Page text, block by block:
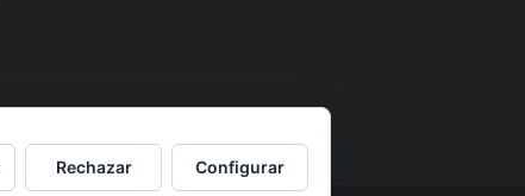
Rechazar Configurar